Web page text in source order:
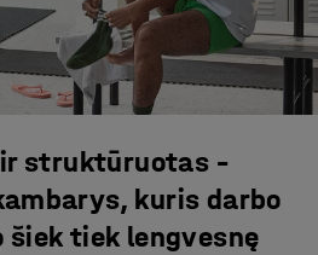
struktūruotas –
kuris darbo
šiek tiek lengvesnę